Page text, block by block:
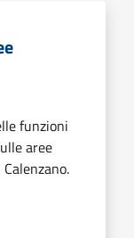
funzioni
aree